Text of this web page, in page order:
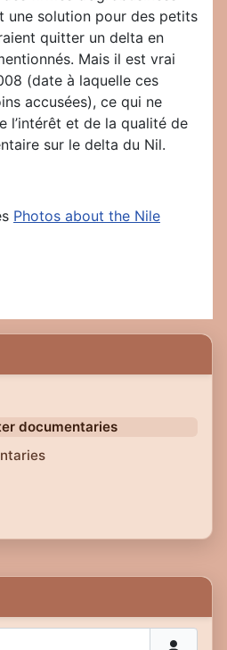
documentaries
une solution pour des petits
quitter un delta en
Mais il est vrai
(date à laquelle ces
accusées), ce qui ne
l’intérêt et de la qualité de
sur le delta du Nil.
Photos about the Nile